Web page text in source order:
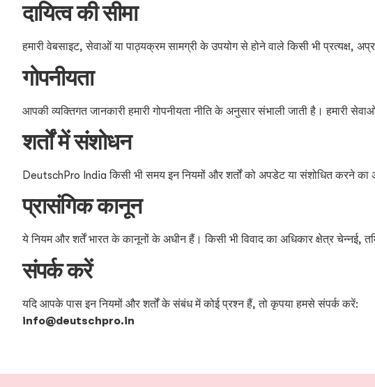
दायित्व की सीमा
हमारी वेबसाइट, सेवाओं या पाठ्यक्रम सामग्री के उपयोग से होने वाले किसी भी प्रत्यक्ष,
गोपनीयता
आपकी व्यक्तिगत जानकारी हमारी गोपनीयता नीति के अनुसार संभाली जाती है। हमारी
शर्तों में संशोधन
DeutschPro India किसी भी समय इन नियमों और शर्तों को अपडेट या संशोधित करने का
प्रासंगिक कानून
ये नियम और शर्तें भारत के कानूनों के अधीन हैं। किसी भी विवाद का अधिकार क्षेत्र चेन्नई,
संपर्क करें
यदि आपके पास इन नियमों और शर्तों के संबंध में कोई प्रश्न हैं, तो कृपया हमसे संपर्क करें:
info@deutschpro.in